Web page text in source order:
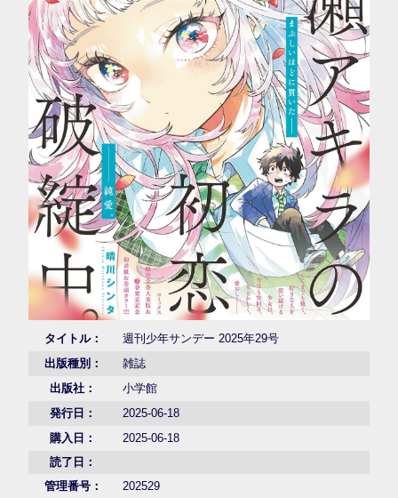
タイトル：
週刊少年サンデー 2025年29号
出版種別：
雑誌
出版社：
小学館
発行日：
2025-06-18
購入日：
2025-06-18
読了日：
管理番号：
202529